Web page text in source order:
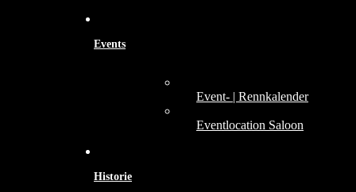
Events
Event- | Rennkalender
Eventlocation Saloon
Historie